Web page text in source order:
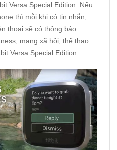
Versa Special Edition. Nếu
thì mỗi khi có tin nhắn,
thoại sẽ có thông báo.
mạng xã hội, thể thao
Versa Special Edition.